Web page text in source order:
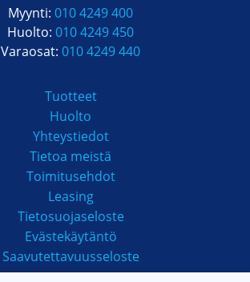
Myynti: 010 4249 400
Huolto: 010 4249 450
Varaosat: 010 4249 440
Tuotteet
Huolto
Yhteystiedot
Tietoa meistä
Toimitusehdot
Leasing
Tietosuojaseloste
Evästekäytäntö
Saavutettavuusseloste